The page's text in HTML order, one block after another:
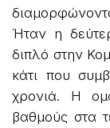
Ήταν η
διπλό στην
κάτι που
χρονιά. Η
βαθμούς στα